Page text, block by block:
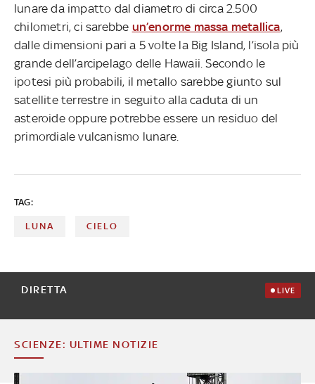
lunare da impatto dal diametro di circa 2.500
chilometri, ci sarebbe un’enorme massa metallica,
dalle dimensioni pari a 5 volte la Big Island, l’isola più
grande dell’arcipelago delle Hawaii. Secondo le
ipotesi più probabili, il metallo sarebbe giunto sul
satellite terrestre in seguito alla caduta di un
asteroide oppure potrebbe essere un residuo del
primordiale vulcanismo lunare.
TAG:
LUNA CIELO
DIRETTA LIVE
SCIENZE: ULTIME NOTIZIE